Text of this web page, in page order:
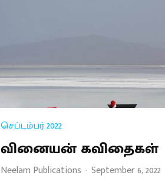
செப்டம்பர் 2022
வினையன் கவிதைகள்
Neelam Publications · September 6, 2022